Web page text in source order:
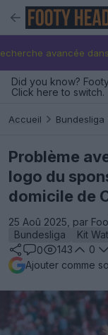
avancée
Did you know?
Click here to switch.
Accueil Bundesliga
Problème
logo du
domicile de
25 Aoû 2025, par
Bundesliga
Kit
0
143 0
Ajouter comme